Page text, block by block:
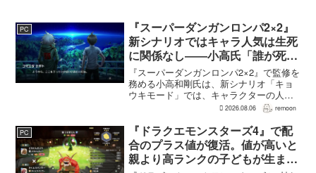
PC
『スーパーダンガンロンパ2×2』
新シナリオではキャラ人気は生死
に関係なし――小高氏「誰が死ん
でもヘイトメールは送らないで」
『スーパーダンガンロンパ2×2』で監修を
務める小高和剛氏は、新シナリオ「キョ
ウキモード」では、キャラクターの人気
にかかわらず退場させるとRPG Siteのイ
作と変わることで、これまで見られなか
った一面がよ...
2026.08.06 remoon
PC
『ドラクエモンスターズ4』で配
合のプラス値が復活。値が高いと
親より高ランクの子どもが生まれ